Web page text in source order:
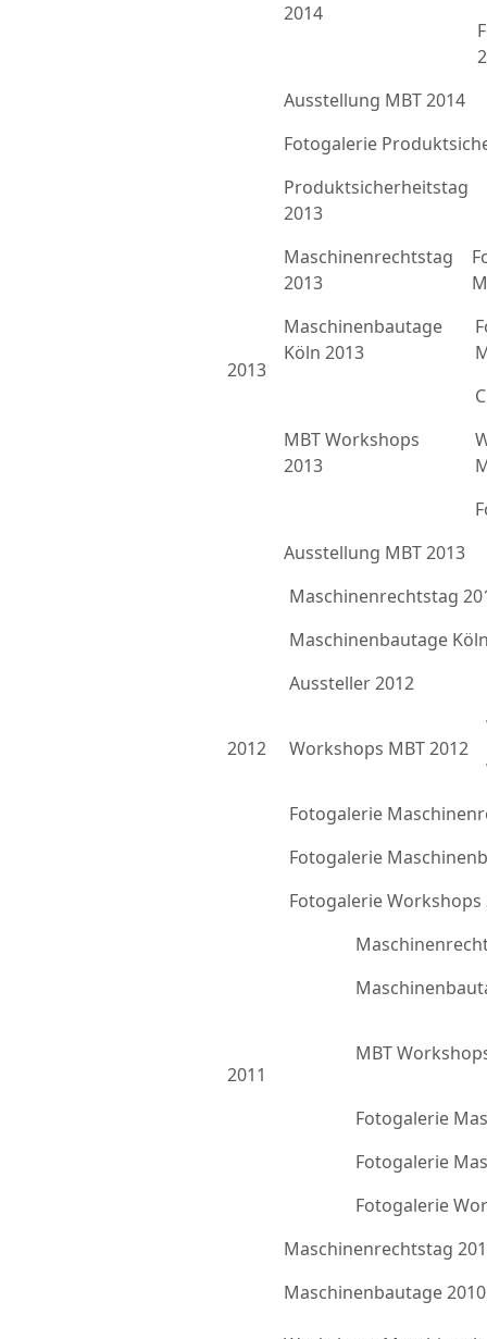
2014
Ausstellung MBT 2014
Fotogalerie
2013
Produktsicherheitstag
2013
Maschinenrechtstag
2013
Maschinenbautage
Köln 2013
MBT Workshops
2013
Ausstellung MBT 2013
2012
Maschinenrechtstag
Maschinenbautage
Aussteller 2012
Workshops MBT 2012
Fotogalerie
Fotogalerie
Fotogalerie Workshops
2011
MBT
Fotogalerie
Fotogalerie
Fotogalerie
Maschinenrechtstag
Maschinenbautage 2010